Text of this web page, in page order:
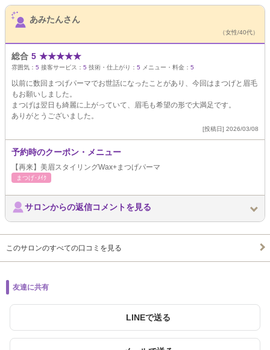
サロンPick Up
あみたんさん
（女性/40代）
総合 5 ★★★★★
雰囲気： 5 接客サービス： 5 技術・仕上がり： 5 メニュー・料金： 5
以前に数回まつげパーマでお世話になったことがあり、今回はまつげと眉毛
もお願いしました。
まつげは翌日も綺麗に上がっていて、眉毛も希望の形で大満足です。
ありがとうございました。
[投稿日] 2026/03/08
予約時のクーポン・メニュー
【再来】美眉スタイリングWax+まつげパーマ
まつげ･ﾒｲｸ
サロンからの返信コメントを見る
このサロンのすべての口コミを見る
友達に共有
LINEで送る